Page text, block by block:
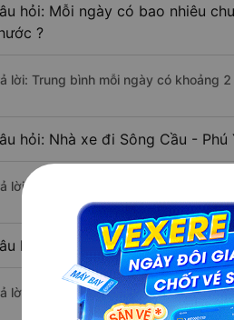
hỏi: Mỗi ngày có bao nhiêu
?
lời: Trung bình mỗi ngày có khoảng
hỏi: Nhà xe đi Sông Cầu -
lời: Chuyến xe có giờ xuất phát sớm
hỏi: Nhà xe đi Đồng Phú -
lời: Chuyến xe có giờ xuất phát trễ